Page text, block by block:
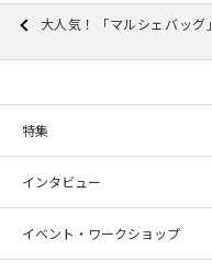
大人気！「マルシェバッグ」
特集
インタビュー
イベント・ワークショップ